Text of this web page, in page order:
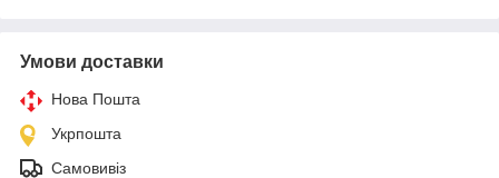
Умови доставки
Нова Пошта
Укрпошта
Самовивіз